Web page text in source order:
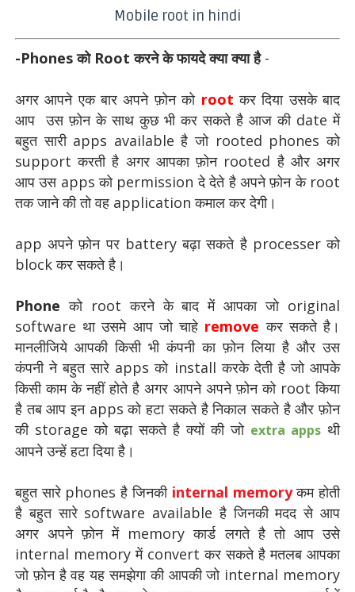
Mobile root in hindi
-Phones को Root करने के फायदे क्या क्या है-
अगर आपने एक बार अपने फ़ोन को root कर दिया उसके बाद
आप उस फ़ोन के साथ कुछ भी कर सकते है आज की date में
बहुत सारी apps available है जो rooted phones को
support करती है अगर आपका फ़ोन rooted है और अगर
आप उस apps को permission दे देते है अपने फ़ोन के root
तक जाने की तो वह application कमाल कर देगी।
app अपने फ़ोन पर battery बढ़ा सकते है processer को
block कर सकते है।
Phone को root करने के बाद में आपका जो original
software था उसमे आप जो चाहे remove कर सकते है।
मानलीजिये आपकी किसी भी कंपनी का फ़ोन लिया है और उस
कंपनी ने बहुत सारे apps को install करके देती है जो आपके
किसी काम के नहीं होते है अगर आपने अपने फ़ोन को root किया
है तब आप इन apps को हटा सकते है निकाल सकते है और फ़ोन
की storage को बढ़ा सकते है क्यों की जो extra apps थी
आपने उन्हें हटा दिया है।
बहुत सारे phones है जिनकी internal memoryकम होती
है बहुत सारे software available है जिनकी मदद से आप
अगर अपने फ़ोन में memory कार्ड लगते है तो आप उसे
internal memory में convert कर सकते है मतलब आपका
जो फ़ोन है वह यह समझेगा की आपकी जो internal memory